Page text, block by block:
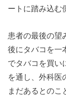
ートに踏み込む
患者の最後の望
後にタバコを一
でタバコを買い
を通し、外科医
まだあるとのこ